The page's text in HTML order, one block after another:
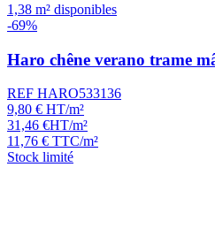
1,38 m² disponibles
-69%
Haro chêne verano trame
REF HARO533136
9,80 € HT/m²
31,46 €HT/m²
11,76 € TTC/m²
Stock limité